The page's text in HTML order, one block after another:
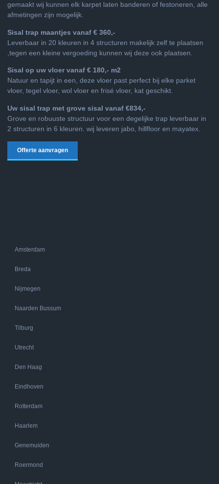
gemaakt wij kunnen elk karpet laten banderen of festoneren, alle
afmetingen zijn mogelijk.
Sisal trap maantjes vanaf € 360,-
Leverbaar in 20 kleuren in 4 structuren makelijk zelf te plaatsen
,tegen een kleine vergoeding kunnen wij deze ook plaatsen.
Sisal op uw vloer vanaf € 180,- m2
Natuur en tapijt in een, deze vloer past perfect bij elke parket
vloer, tegel vloer, wol vloer en frisé vloer, kat geschikt.
Uw sisal trap met grove sisal vanaf €834,-
Grove en robuuste structuur voor een degelijke trap leverbaar in
2 structuren in 6 kleuren. wij leveren jabo, hillfloor en mayatex.
Offerte aanvragen
Amsterdam
Breda
Nijmegen
Naarden Bussum
Tilburg
Utrecht
Den Haag
Eindhoven
Rotterdam
Haarlem
Genemuiden
Roermond